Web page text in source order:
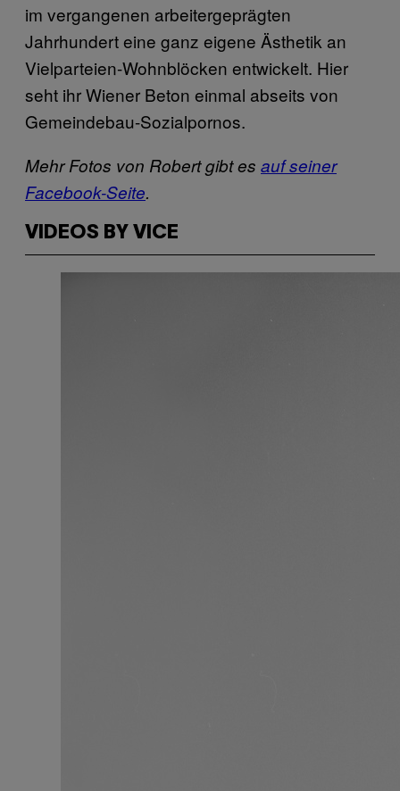
im vergangenen arbeitergeprägten
Jahrhundert eine ganz eigene Ästhetik an
Vielparteien-Wohnblöcken entwickelt. Hier
seht ihr Wiener Beton einmal abseits von
Gemeindebau-Sozialpornos.
Mehr Fotos von Robert gibt es auf seiner
Facebook-Seite.
VIDEOS BY VICE